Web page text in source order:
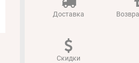
Доставка
Скидки